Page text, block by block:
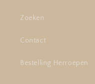
Zoeken
Contact
Bestelling Herroepen